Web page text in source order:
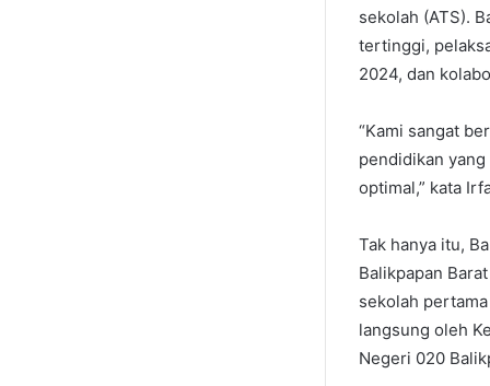
sekolah (ATS).
tertinggi,
2024, dan
“Kami sangat
pendidikan
optimal,” kata
Tak hanya itu,
Balikpapan
sekolah
langsung oleh
Negeri 020